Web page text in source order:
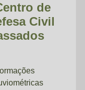
de
Civil